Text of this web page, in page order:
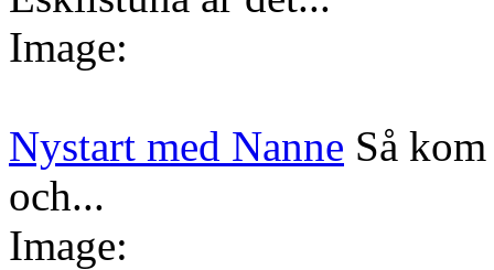
Image:
Nystart med Nanne Så
och...
Image: